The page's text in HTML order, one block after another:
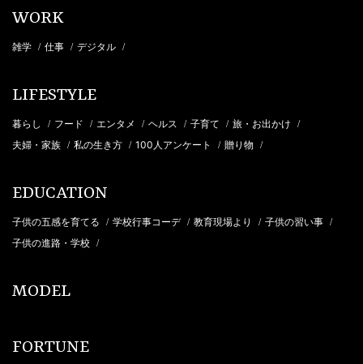
WORK
雑学 / 仕事 / デジタル /
LIFESTYLE
暮らし / フード / エンタメ / ヘルス / 子育て / 旅・お出かけ /
夫婦・家族 / 私の生き方 / 100人アンケート / 贈り物 /
EDUCATION
子供の五感を育てる / 学校行事コーデ / 教育現場より / 子供の習い事 /
子供の進路・学校 /
MODEL
FORTUNE